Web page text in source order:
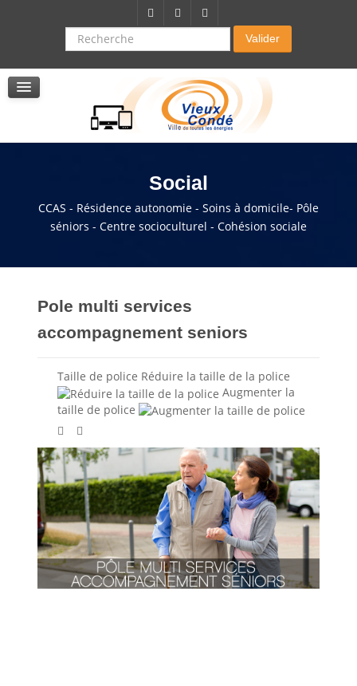
Recherche Valider
Service de soins infirmers à domicile
Service d'aide à domicile
Pole multi services accompagnement seniors
Social
CCAS - Résidence autonomie - Soins à domicile- Pôle
séniors - Centre socioculturel - Cohésion sociale
Pole multi services
accompagnement seniors
Taille de police Réduire la taille de la police
Augmenter la
taille de police